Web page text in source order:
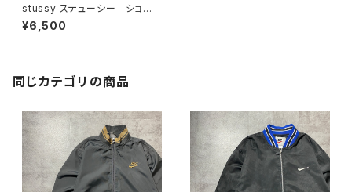
stussy ステューシー ショー
ンフォント バックプリント レ
ッド 赤 Tシャツ
¥6,500
同じカテゴリの商品